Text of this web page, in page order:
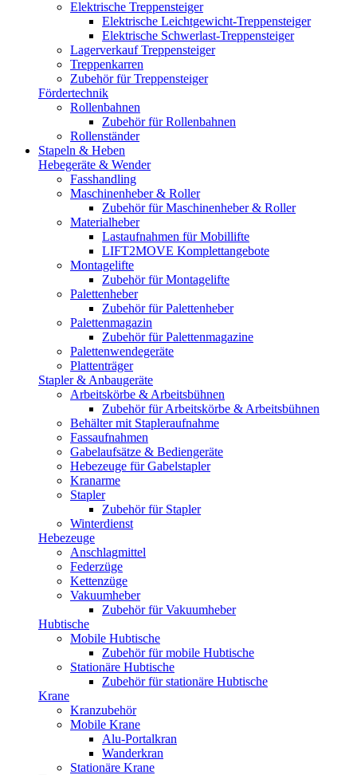
Elektrische Treppensteiger
Elektrische Leichtgewicht-Treppensteiger
Elektrische Schwerlast-Treppensteiger
Lagerverkauf Treppensteiger
Treppenkarren
Zubehör für Treppensteiger
Fördertechnik
Rollenbahnen
Zubehör für Rollenbahnen
Rollenständer
Stapeln & Heben
Hebegeräte & Wender
Fasshandling
Maschinenheber & Roller
Zubehör für Maschinenheber & Roller
Materialheber
Lastaufnahmen für Mobillifte
LIFT2MOVE Komplettangebote
Montagelifte
Zubehör für Montagelifte
Palettenheber
Zubehör für Palettenheber
Palettenmagazin
Zubehör für Palettenmagazine
Palettenwendegeräte
Plattenträger
Stapler & Anbaugeräte
Arbeitskörbe & Arbeitsbühnen
Zubehör für Arbeitskörbe & Arbeitsbühnen
Behälter mit Stapleraufnahme
Fassaufnahmen
Gabelaufsätze & Bediengeräte
Hebezeuge für Gabelstapler
Kranarme
Stapler
Zubehör für Stapler
Winterdienst
Hebezeuge
Anschlagmittel
Federzüge
Kettenzüge
Vakuumheber
Zubehör für Vakuumheber
Hubtische
Mobile Hubtische
Zubehör für mobile Hubtische
Stationäre Hubtische
Zubehör für stationäre Hubtische
Krane
Kranzubehör
Mobile Krane
Alu-Portalkran
Wanderkran
Stationäre Krane